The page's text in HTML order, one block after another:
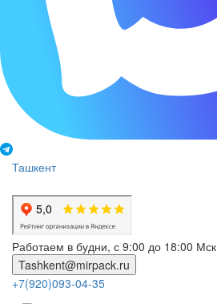
Ташкент
Работаем в будни, с 9:00 до 18:00 Мск
Tashkent@mirpack.ru
+7(920)093-04-35